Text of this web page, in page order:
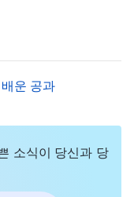
수로만 간주하지
변명하지 말라.
스로를 잘 용서하
나는 너를 영원히
할 것이다. 또한
운 공과
소식이 당신과 당